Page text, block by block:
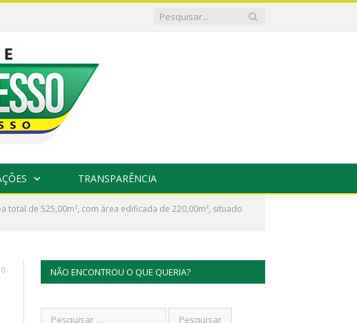
TRANSPARÊNCIA
total de 525,00m², com área edificada de 220,00m², situado
0 NÃO ENCONTROU O QUE QUERIA?